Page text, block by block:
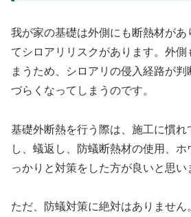
我が家の基礎は外側にも断熱材があ
てシロアリリスクがあります。外側
まうため、シロアリの侵入経路が
づらくなってしまうのです。
基礎外断熱を行う際は、施工に慣れ
し、蟻返し、防蟻断熱材の使用、
っかりと対策をした方が良いと思い
ただ、防蟻対策に絶対はありませ